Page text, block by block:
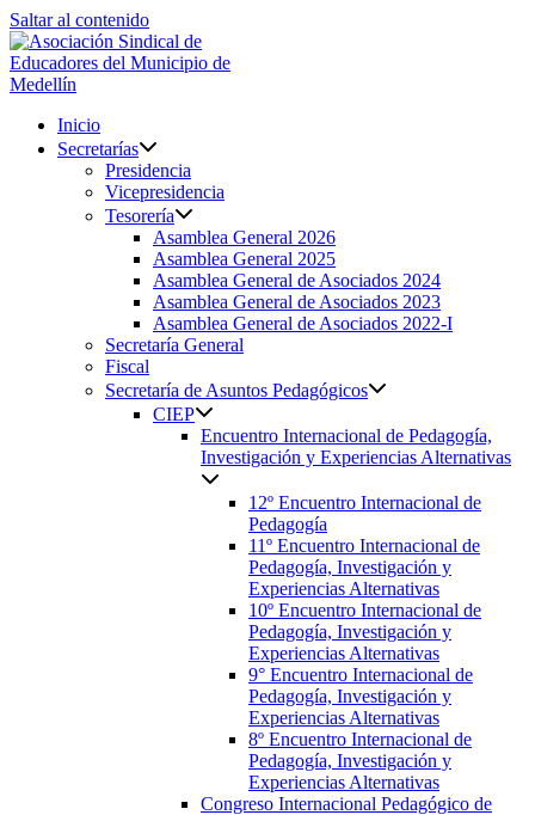
Saltar al contenido
Inicio
Secretarías
Presidencia
Vicepresidencia
Tesorería
Asamblea General 2026
Asamblea General 2025
Asamblea General de Asociados 2024
Asamblea General de Asociados 2023
Asamblea General de Asociados 2022-I
Secretaría General
Fiscal
Secretaría de Asuntos Pedagógicos
CIEP
Encuentro Internacional de Pedagogía,
Investigación y Experiencias Alternativas
12º Encuentro Internacional de
Pedagogía
11º Encuentro Internacional de
Pedagogía, Investigación y
Experiencias Alternativas
10º Encuentro Internacional de
Pedagogía, Investigación y
Experiencias Alternativas
9° Encuentro Internacional de
Pedagogía, Investigación y
Experiencias Alternativas
8º Encuentro Internacional de
Pedagogía, Investigación y
Experiencias Alternativas
Congreso Internacional Pedagógico de